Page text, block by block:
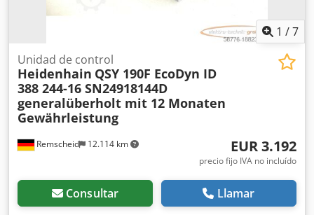
1 /7
Remscheid 12.114 km
Unidad de control
Heidenhain QSY 190F EcoDyn ID
388 244-16 SN24918144D
generalüberholt mit 12 Monaten
Gewährleistung
EUR 3.192
precio fijo IVA no incluído
Consultar Llamar